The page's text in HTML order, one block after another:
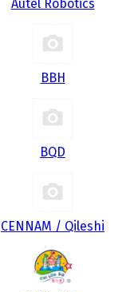
Autel Robotics
BBH
BQD
CENNAM / Qileshi